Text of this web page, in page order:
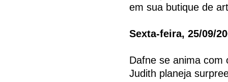
em sua butique de
Sexta-feira, 25/09/
Dafne se anima com
Judith planeja